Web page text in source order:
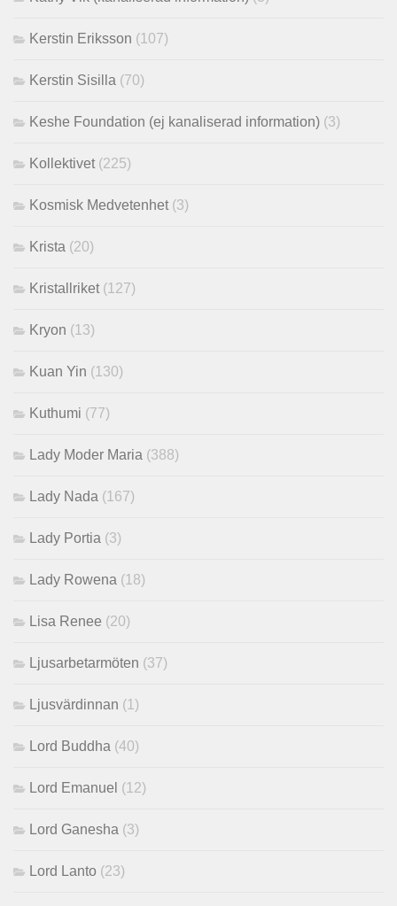
Kerstin Eriksson (107)
Kerstin Sisilla (70)
Keshe Foundation (ej kanaliserad information) (3)
Kollektivet(225)
Kosmisk Medvetenhet(3)
Krista (20)
Kristallriket(127)
Kryon (13)
Kuan Yin (130)
Kuthumi (77)
Lady Moder Maria (388)
Lady Nada (167)
Lady Portia (3)
Lady Rowena (18)
Lisa Renee (20)
Ljusarbetarmöten (37)
Ljusvärdinnan (1)
Lord Buddha (40)
Lord Emanuel (12)
Lord Ganesha (3)
Lord Lanto (23)